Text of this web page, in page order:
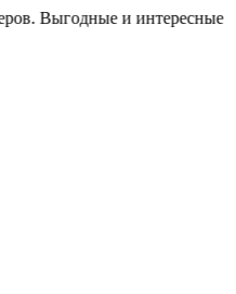
и интересные условия